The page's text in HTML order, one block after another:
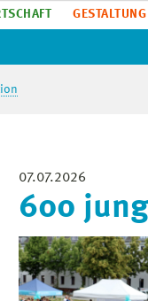
GESTALTUNG
07.07.2026
600